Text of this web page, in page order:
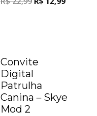
Convite
Digital
Patrulha
Canina – Skye
Mod 2